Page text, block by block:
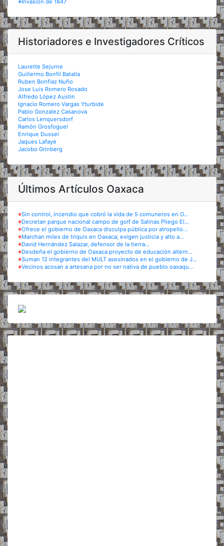
※Invasión de 1847
Historiadores e Investigadores Críticos
Laurette Sejurne
Guillermo Bonfil Batalla
Ruben Bonfiaz Nuño
Jose Luis Romero Rosado
Alfredo López Austin
Ignacio Romero Vargas Yturbide
Pablo Gonzalez Casanova
Carlos Lenquersdorf
Ramón Grosfoguel
Enrique Dussel
Jaques Lafaye
Jacobo Grinberg
Últimos Artículos Oaxaca
※Sin control, incendio que cobró la vida de 5 comuneros en O...
※Decretan parque nacional campo de golf de Salinas Pliego El...
※Ofrece el gobierno de Oaxaca disculpa pública por atropello...
※Marchan miles de triquis en Oaxaca; exigen justicia y alto a...
※David Hernández Salazar, defensor de la tierra...
※Desdeña el gobierno de Oaxaca proyecto de educación altern...
※Suman 12 integrantes del MULT asesinados en el gobierno de J...
※Vecinos acosan a artesana por no ser nativa de pueblo oaxaqu...